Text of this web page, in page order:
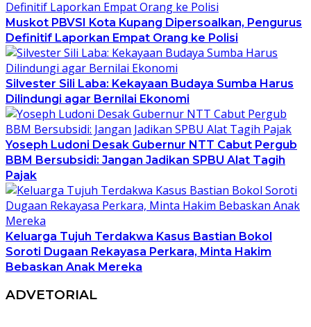
Muskot PBVSI Kota Kupang Dipersoalkan, Pengurus
Definitif Laporkan Empat Orang ke Polisi
Silvester Sili Laba: Kekayaan Budaya Sumba Harus
Dilindungi agar Bernilai Ekonomi
Yoseph Ludoni Desak Gubernur NTT Cabut Pergub
BBM Bersubsidi: Jangan Jadikan SPBU Alat Tagih
Pajak
Keluarga Tujuh Terdakwa Kasus Bastian Bokol
Soroti Dugaan Rekayasa Perkara, Minta Hakim
Bebaskan Anak Mereka
ADVETORIAL